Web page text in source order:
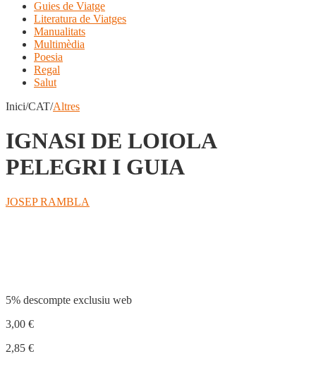
Guies de Viatge
Literatura de Viatges
Manualitats
Multimèdia
Poesia
Regal
Salut
Inici/CAT/Altres
IGNASI DE LOIOLA
PELEGRI I GUIA
JOSEP RAMBLA
5% descompte exclusiu web
3,00 €
2,85 €